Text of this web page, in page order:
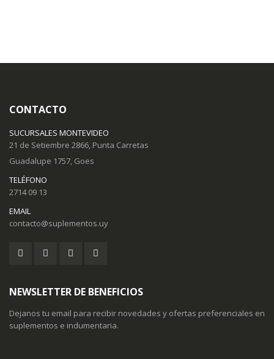
CONTACTO
SUCURSALES MONTEVIDEO
21 de Setiembre 2866, Punta Carretas
Guadalupe 1757, Goes
TELÉFONO
2714 09 13
EMAIL
contacto@suplementos.uy
NEWSLETTER DE BENEFICIOS
Dejanos tu email para recibir novedades y ofertas preferenciales en
suplementos e indumentaria.